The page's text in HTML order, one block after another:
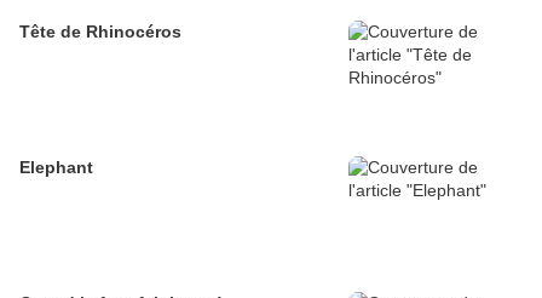
Tête de Rhinocéros
Elephant